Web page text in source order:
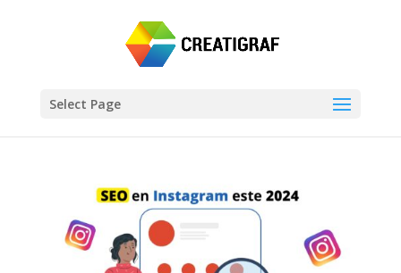
Select Page